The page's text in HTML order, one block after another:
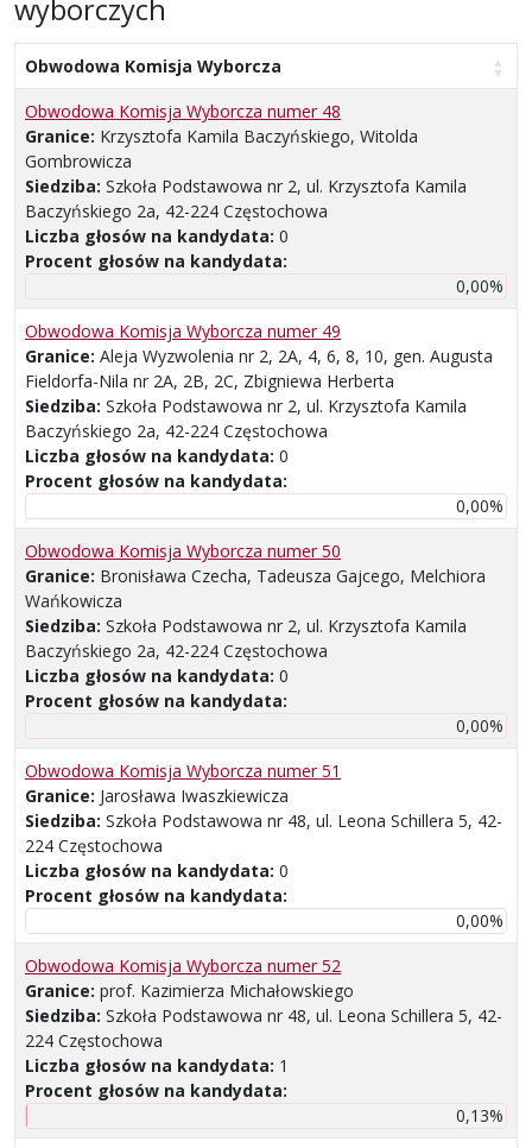
wyborczych
Obwodowa Komisja Wyborcza
Obwodowa Komisja Wyborcza numer 48
Granice: Krzysztofa Kamila Baczyńskiego, Witolda
Gombrowicza
Siedziba: Szkoła Podstawowa nr 2, ul. Krzysztofa Kamila
Baczyńskiego 2a, 42-224 Częstochowa
Liczba głosów na kandydata: 0
Procent głosów na kandydata:
0,00%
Obwodowa Komisja Wyborcza numer 49
Granice: Aleja Wyzwolenia nr 2, 2A, 4, 6, 8, 10, gen. Augusta
Fieldorfa-Nila nr 2A, 2B, 2C, Zbigniewa Herberta
Siedziba: Szkoła Podstawowa nr 2, ul. Krzysztofa Kamila
Baczyńskiego 2a, 42-224 Częstochowa
Liczba głosów na kandydata: 0
Procent głosów na kandydata:
0,00%
Obwodowa Komisja Wyborcza numer 50
Granice: Bronisława Czecha, Tadeusza Gajcego, Melchiora
Wańkowicza
Siedziba: Szkoła Podstawowa nr 2, ul. Krzysztofa Kamila
Baczyńskiego 2a, 42-224 Częstochowa
Liczba głosów na kandydata: 0
Procent głosów na kandydata:
0,00%
Obwodowa Komisja Wyborcza numer 51
Granice: Jarosława Iwaszkiewicza
Siedziba: Szkoła Podstawowa nr 48, ul. Leona Schillera 5, 42-
224 Częstochowa
Liczba głosów na kandydata: 0
Procent głosów na kandydata:
0,00%
Obwodowa Komisja Wyborcza numer 52
Granice: prof. Kazimierza Michałowskiego
Siedziba: Szkoła Podstawowa nr 48, ul. Leona Schillera 5, 42-
224 Częstochowa
Liczba głosów na kandydata: 1
Procent głosów na kandydata:
0,13%